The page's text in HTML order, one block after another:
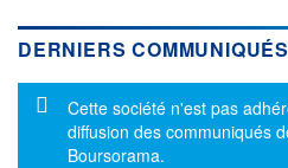
DERNIERS COMMUNIQUÉS
Message d'information
Cette société n'est pas
diffusion des communiqués
Boursorama.